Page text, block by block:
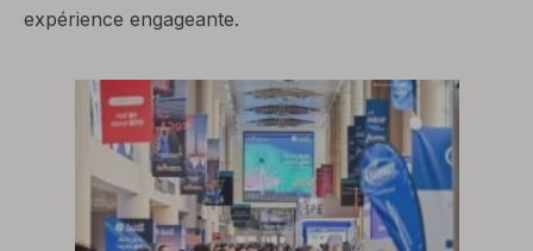
expérience engageante.